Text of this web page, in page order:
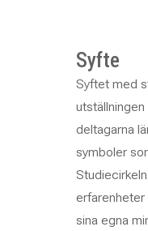
Syfte
Syftet med
deltagarna
symboler
erfarenheter
sina egna